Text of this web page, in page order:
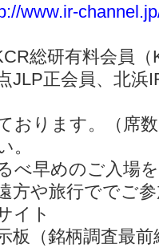
www.ir-
総研有料会員（
JLP正会員、北浜
おります。（席
。
べ早めのご入場
方や旅行ででご
イト
板（銘柄調査最